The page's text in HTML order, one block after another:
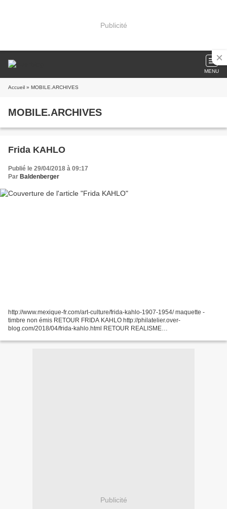
Publicité
MENU
Accueil » MOBILE.ARCHIVES
MOBILE.ARCHIVES
Frida KAHLO
Publié le 29/04/2018 à 09:17
Par Baldenberger
http://www.mexique-fr.com/art-culture/frida-kahlo-1907-1954/ maquette -
timbre non émis RETOUR FRIDA KAHLO http://philatelier.over-
blog.com/2018/04/frida-kahlo.html RETOUR REALISME
EPOQUE...
Publicité